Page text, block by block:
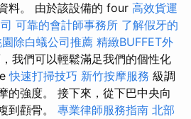
料。 由於該設備的 four 高效貨運
可靠的會計師事務所 了解假牙的
除白蟻公司推薦 精緻BUFFET外
我們可以輕鬆滿足我們的個性化
快速打掃技巧 新竹按摩服務 級調
的強度。 接下來，從下巴中央向
到顴骨。 專業律師服務指南 北部